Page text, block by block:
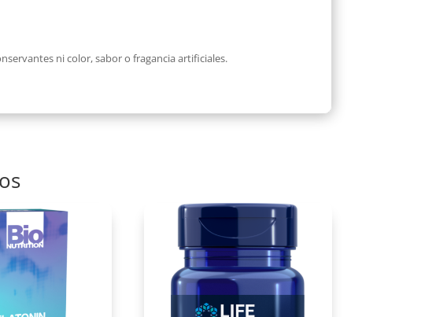
ni color, sabor o fragancia artificiales.